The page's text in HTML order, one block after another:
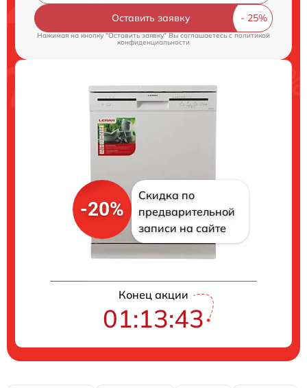
Оставить заявку
Нажимая на кнопку "Оставить заявку" Вы соглашаетесь c политикой
конфиденциальности
-20%
Скидка по
предварительной
записи на сайте
Конец акции
01:13:42